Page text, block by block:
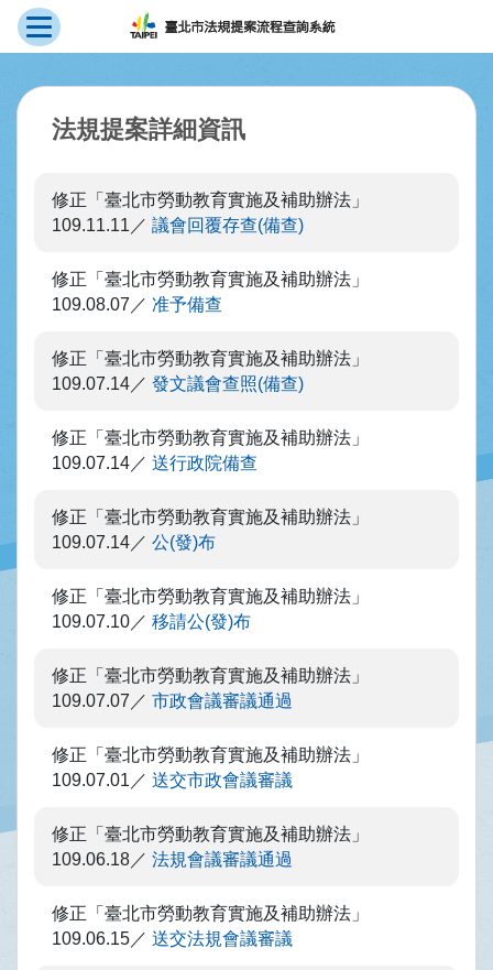
跳到主要內容
展開選單
法規提案詳細資訊
修正「臺北市勞動教育實施及補助辦法」
109.11.11
議會回覆存查(備查)
修正「臺北市勞動教育實施及補助辦法」
109.08.07
准予備查
修正「臺北市勞動教育實施及補助辦法」
109.07.14
發文議會查照(備查)
修正「臺北市勞動教育實施及補助辦法」
109.07.14
送行政院備查
修正「臺北市勞動教育實施及補助辦法」
109.07.14
公(發)布
修正「臺北市勞動教育實施及補助辦法」
109.07.10
移請公(發)布
修正「臺北市勞動教育實施及補助辦法」
109.07.07
市政會議審議通過
修正「臺北市勞動教育實施及補助辦法」
109.07.01
送交市政會議審議
修正「臺北市勞動教育實施及補助辦法」
109.06.18
法規會議審議通過
修正「臺北市勞動教育實施及補助辦法」
109.06.15
送交法規會議審議